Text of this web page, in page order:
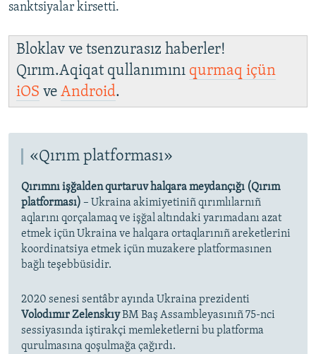
sanktsiyalar kirsetti.
Bloklav ve tsenzurasız haberler!
Qırım.Aqiqat qullanımını qurmaq içün
iOS ve Android.
«Qırım platforması»
Qırımnı işğalden qurtaruv halqara meydançığı (Qırım
platforması) – Ukraina akimiyetiniñ qırımlılarnıñ
aqlarını qorçalamaq ve işğal altındaki yarımadanı azat
etmek içün Ukraina ve halqara ortaqlarınıñ areketlerini
koordinatsiya etmek içün muzakere platformasınen
bağlı teşebbüsidir.
2020 senesi sentâbr ayında Ukraina prezidenti
Volodımır ZelenskıyBM Baş Assambleyasınıñ 75-nci
sessiyasında iştirakçi memleketlerni bu platforma
qurulmasına qoşulmağa çağırdı.